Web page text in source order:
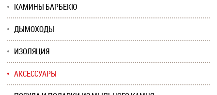
КАМИНЫ БАРБЕКЮ
ДЫМОХОДЫ
ИЗОЛЯЦИЯ
АКСЕССУАРЫ